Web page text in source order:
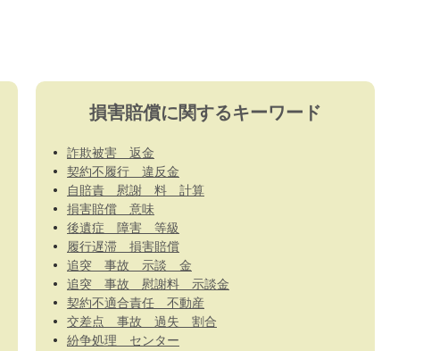
損害賠償に関するキーワード
詐欺被害 返金
契約不履行 違反金
自賠責 慰謝 料 計算
損害賠償 意味
後遺症 障害 等級
履行遅滞 損害賠償
追突 事故 示談 金
追突 事故 慰謝料 示談金
契約不適合責任 不動産
交差点 事故 過失 割合
紛争処理 センター